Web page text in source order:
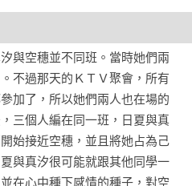
己的家人，她們感到現實的家
庭。然而，這三個人的關係也
斷之時，「我們」都在旁觀
空穗並不同班。當時她們兩
不過那天的ＫＴＶ聚會，所有
加了，所以她們兩人也在場的
三個人編在同一班，日夏與真
始接近空穗，並且將她占為己
與真汐很可能就跟其他同學一
在心中種下感情的種子，對空